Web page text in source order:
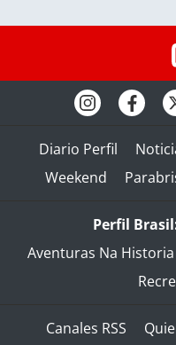
Diario Perfil
Weekend
Perfil
Aventuras Na Historia
Canales RSS